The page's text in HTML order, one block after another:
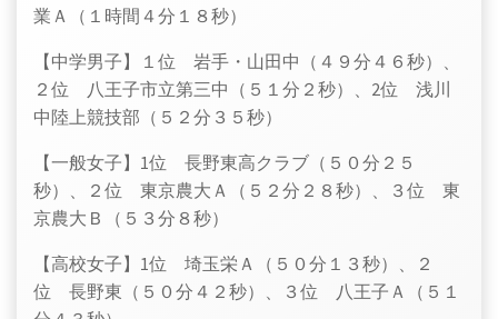
業Ａ（１時間４分１８秒）
【中学男子】１位 岩手・山田中（４９分４６秒）、
２位 八王子市立第三中（５１分２秒）、2位 浅川
中陸上競技部（５２分３５秒）
【一般女子】1位 長野東高クラブ（５０分２５
秒）、２位 東京農大Ａ（５２分２８秒）、３位 東
京農大Ｂ（５３分８秒）
【高校女子】1位 埼玉栄Ａ（５０分１３秒）、２
位 長野東（５０分４２秒）、３位 八王子Ａ（５１